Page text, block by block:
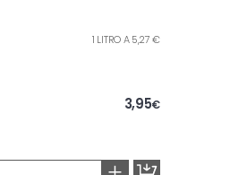
1 LITRO A 5,27 €
3,95€